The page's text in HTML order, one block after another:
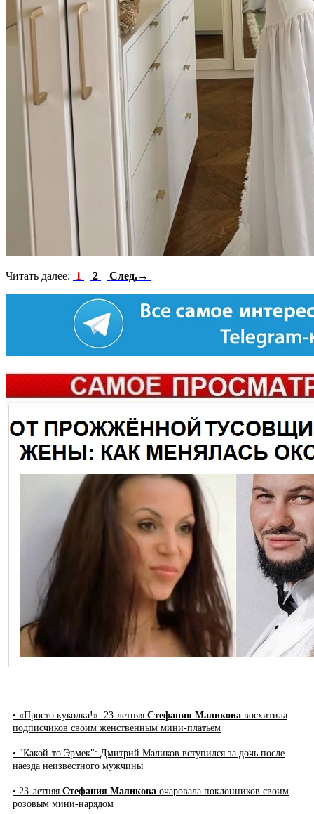
Читать далее: 1 2 След.→
• «Просто куколка!»: 23-летняя Стефания Маликова восхитила
подписчиков своим женственным мини-платьем
• "Какой-то Эрмек": Дмитрий Маликов вступился за дочь после
наезда неизвестного мужчины
• 23-летняя Стефания Маликова очаровала поклонников своим
розовым мини-нарядом